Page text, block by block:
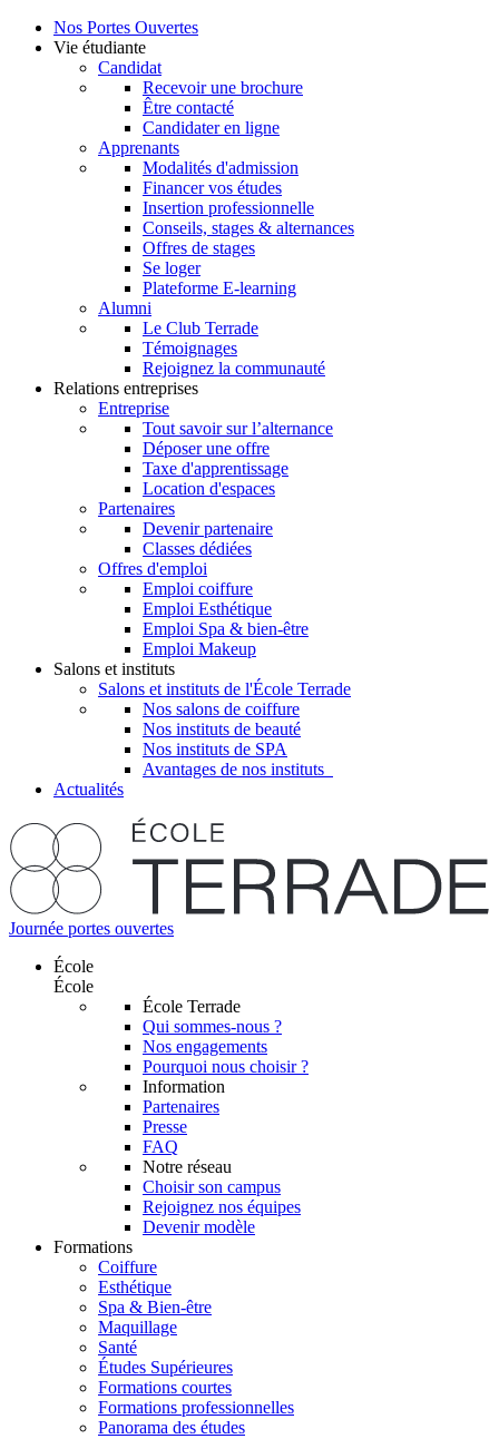
Nos Portes Ouvertes
Vie étudiante
Candidat
Recevoir une brochure
Être contacté
Candidater en ligne
Apprenants
Modalités d'admission
Financer vos études
Insertion professionnelle
Conseils, stages & alternances
Offres de stages
Se loger
Plateforme E-learning
Alumni
Le Club Terrade
Témoignages
Rejoignez la communauté
Relations entreprises
Entreprise
Tout savoir sur l’alternance
Déposer une offre
Taxe d'apprentissage
Location d'espaces
Partenaires
Devenir partenaire
Classes dédiées
Offres d'emploi
Emploi coiffure
Emploi Esthétique
Emploi Spa & bien-être
Emploi Makeup
Salons et instituts
Salons et instituts de l'École Terrade
Nos salons de coiffure
Nos instituts de beauté
Nos instituts de SPA
Avantages de nos instituts
Actualités
Journée portes ouvertes
École
École
École Terrade
Qui sommes-nous ?
Nos engagements
Pourquoi nous choisir ?
Information
Partenaires
Presse
FAQ
Notre réseau
Choisir son campus
Rejoignez nos équipes
Devenir modèle
Formations
Coiffure
Esthétique
Spa & Bien-être
Maquillage
Santé
Études Supérieures
Formations courtes
Formations professionnelles
Panorama des études